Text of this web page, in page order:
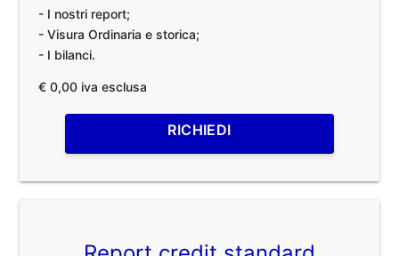
- I nostri report;
- Visura Ordinaria e storica;
- I bilanci.
€ 0,00 iva esclusa
RICHIEDI